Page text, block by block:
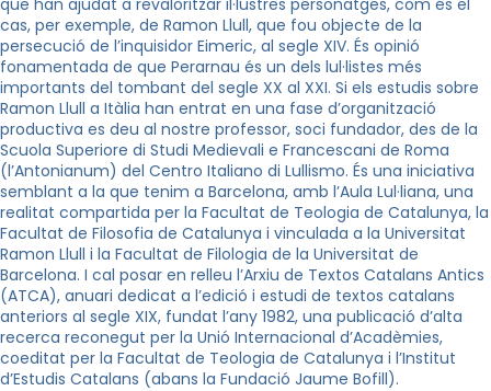
cas, per exemple, de Ramon Llull, que fou objecte de la
persecució de l’inquisidor Eimeric, al segle XIV. És opinió
fonamentada de que Perarnau és un dels lul·listes més
importants del tombant del segle XX al XXI. Si els estudis sobre
Ramon Llull a Itàlia han entrat en una fase d’organització
productiva es deu al nostre professor, soci fundador, des de la
Scuola Superiore di Studi Medievali e Francescani de Roma
(l’Antonianum) del Centro Italiano di Lullismo. És una iniciativa
semblant a la que tenim a Barcelona, amb l’Aula Lul·liana, una
realitat compartida per la Facultat de Teologia de Catalunya, la
Facultat de Filosofia de Catalunya i vinculada a la Universitat
Ramon Llull i la Facultat de Filologia de la Universitat de
Barcelona. I cal posar en relleu l’Arxiu de Textos Catalans Antics
(ATCA), anuari dedicat a l’edició i estudi de textos catalans
anteriors al segle XIX, fundat l’any 1982, una publicació d’alta
recerca reconegut per la Unió Internacional d’Acadèmies,
coeditat per la Facultat de Teologia de Catalunya i l’Institut
d’Estudis Catalans (abans la Fundació Jaume Bofill).